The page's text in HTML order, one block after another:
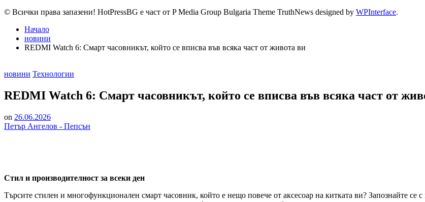
© Всички права запазени! HotPressBG е част от P Media Group Bulgaria Theme TruthNews designed by WPInterface.
Начало
новини
REDMI Watch 6: Смарт часовникът, който се вписва във всяка част от живота ви
Posted
новини Технологии
REDMI Watch 6: Смарт часовникът, който се вписва във всяка част от
on 26.06.2026
Петър Ангелов - Пепсън
Стил и производителност за всеки ден
Търсите стилен и многофункционален смарт часовник, който е нещо повече от аксесоар на китката ви? Запознайте се